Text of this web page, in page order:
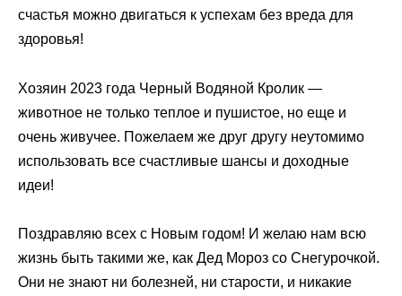
счастья можно двигаться к успехам без вреда для
здоровья!
Хозяин 2023 года Черный Водяной Кролик —
животное не только теплое и пушистое, но еще и
очень живучее. Пожелаем же друг другу неутомимо
использовать все счастливые шансы и доходные
идеи!
Поздравляю всех с Новым годом! И желаю нам всю
жизнь быть такими же, как Дед Мороз со Снегурочкой.
Они не знают ни болезней, ни старости, и никакие